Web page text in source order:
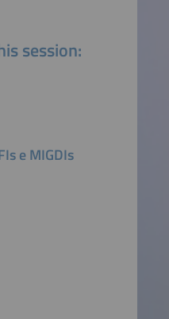
session:
e MIGDIs